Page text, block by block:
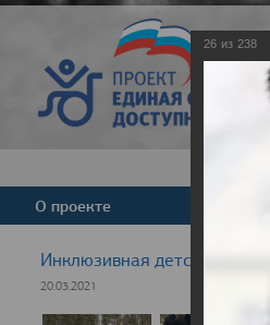
О проекте
Инклюзивная детская
20.03.2021
26 из 238